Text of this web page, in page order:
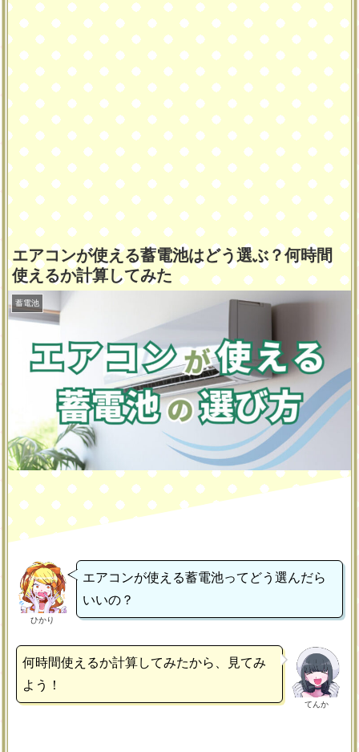
エアコンが使える蓄電池はどう選ぶ？何時間
使えるか計算してみた
蓄電池
ひかり
エアコンが使える蓄電池ってどう選んだら
いいの？
てんか
何時間使えるか計算してみたから、見てみ
よう！